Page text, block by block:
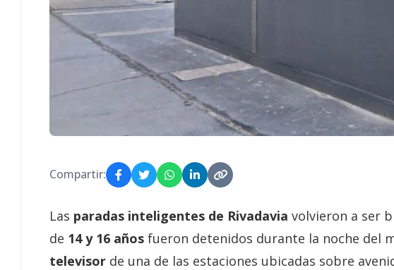
Compartir:
Las paradas inteligentes de Rivadavia volvieron a ser
de 14 y 16 años fueron detenidos durante la noche del
televisor de una de las estaciones ubicadas sobre